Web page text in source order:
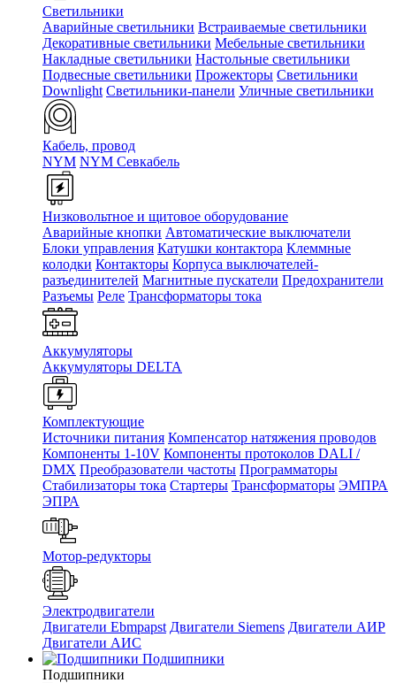
Светильники
Аварийные светильники Встраиваемые светильники
Декоративные светильники Мебельные светильники
Накладные светильники Настольные светильники
Подвесные светильники Прожекторы Светильники
Downlight Светильники-панели Уличные светильники
Кабель, провод
NYM NYM Севкабель
Низковольтное и щитовое оборудование
Аварийные кнопки Автоматические выключатели
Блоки управления Катушки контактора Клеммные
колодки Контакторы Корпуса выключателей-
разъединителей Магнитные пускатели Предохранители
Разъемы Реле Трансформаторы тока
Аккумуляторы
Аккумуляторы DELTA
Комплектующие
Источники питания Компенсатор натяжения проводов
Компоненты 1-10V Компоненты протоколов DALI /
DMX Преобразователи частоты Программаторы
Стабилизаторы тока Стартеры Трансформаторы ЭМПРА
ЭПРА
Мотор-редукторы
Электродвигатели
Двигатели Ebmpapst Двигатели Siemens Двигатели АИР
Двигатели АИС
Подшипники
Подшипники